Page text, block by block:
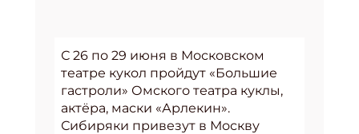
С 26 по 29 июня в Московском
театре кукол пройдут «Большие
гастроли» Омского театра куклы,
актёра, маски «Арлекин».
Сибиряки привезут в Москву